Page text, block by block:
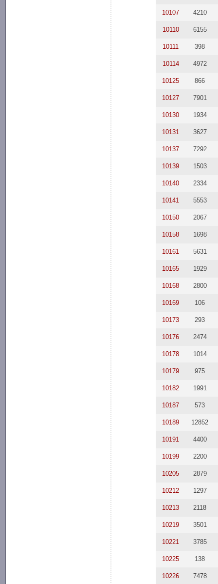
10107 4210
10110 6155
10111 398
10114 4972
10125 866
10127 7901
10130 1934
10131 3627
10137 7292
10139 1503
10140 2334
10141 5553
10150 2067
10158 1698
10161 5631
10165 1929
10168 2800
10169 106
10173 293
10176 2474
10178 1014
10179 975
10182 1991
10187 573
10189 12852
10191 4400
10199 2200
10205 2879
10212 1297
10213 2118
10219 3501
10221 3785
10225 138
10226 7478